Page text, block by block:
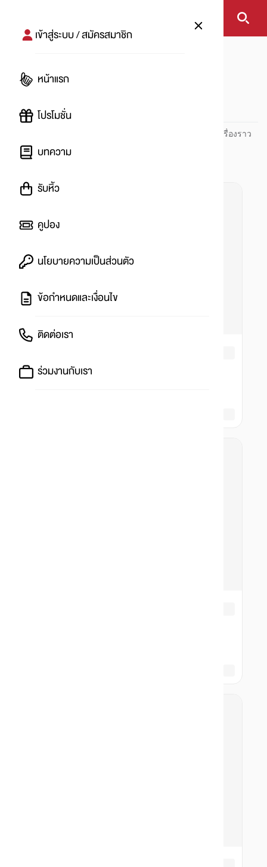
เข้าสู่ระบบ / สมัครสมาชิก
หน้าแรก
โปรโมชั่น
บทความ
รับหิ้ว
คูปอง
นโยบายความเป็นส่วนตัว
ข้อกำหนดและเงื่อนไข
ติดต่อเรา
ร่วมงานกับเรา
#
ปันโปร PUNPRO ที่ 1 ด้านโปรโมชัน อัปเดตและติดตามทุกเรื่องราว
โปรโมชัน